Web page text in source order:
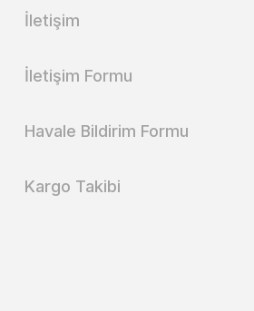
İletişim
İletişim Formu
Havale Bildirim Formu
Kargo Takibi